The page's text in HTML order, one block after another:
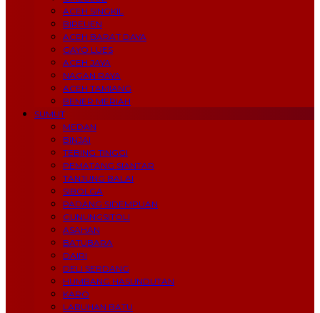
ACEH SINGKIL
BIREUEN
ACEH BARAT DAYA
GAYO LUES
ACEH JAYA
NAGAN RAYA
ACEH TAMIANG
BENER MERIAH
SUMUT
MEDAN
BINJAI
TEBING TINGGI
PEMATANG SIANTAR
TANJUNG BALAI
SIBOLGA
PADANG SIDEMPUAN
GUNUNGSITOLI
ASAHAN
BATUBARA
DAIRI
DELI SERDANG
HUMBANG HASUNDUTAN
KARO
LABUHAN BATU